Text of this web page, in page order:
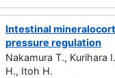
Intestinal
pressure regulation
Nakamura T., Kurihara
H., Itoh H.